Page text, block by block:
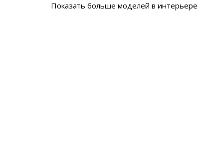
Показать больше моделей в интерьере